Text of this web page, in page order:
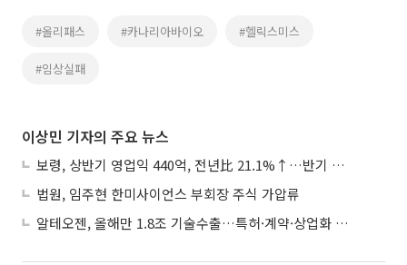
#올리패스 #카나리아바이오 #헬릭스미스
#임상실패
이상민 기자의 주요 뉴스
보령, 상반기 영업익 440억, 전년比 21.1%↑…반기 역대 최대
법원, 임주현 한미사이언스 부회장 주식 가압류
알테오젠, 올해만 1.8조 기술수출…특허·계약·상업화 ‘삼박자’